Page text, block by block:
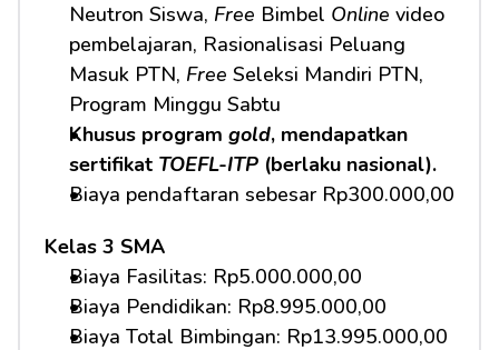
Neutron Siswa, Free Bimbel Online video
pembelajaran, Rasionalisasi Peluang
Masuk PTN, Free Seleksi Mandiri PTN,
Program Minggu Sabtu
Khusus program gold, mendapatkan
sertifikat TOEFL-ITP (berlaku nasional).
Biaya pendaftaran sebesar Rp300.000,00
Kelas 3 SMA
Biaya Fasilitas: Rp5.000.000,00
Biaya Pendidikan: Rp8.995.000,00
Biaya Total Bimbingan: Rp13.995.000,00